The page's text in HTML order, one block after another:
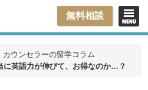
無料相談
カウンセラーの留学コラム
に英語力が伸びて、お得なのか…？